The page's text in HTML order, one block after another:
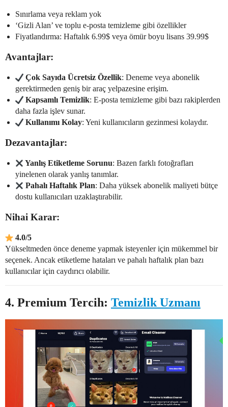
Sınırlama veya reklam yok
‘Gizli Alan’ ve toplu e-posta temizleme gibi özellikler
Fiyatlandırma: Haftalık 6.99$ veya ömür boyu lisans 39.99$
Avantajlar:
Çok Sayıda Ücretsiz Özellik: Deneme veya abonelik
gerektirmeden geniş bir araç yelpazesine erişim.
Kapsamlı Temizlik: E-posta temizleme gibi bazı rakiplerden
daha fazla işlev sunar.
Kullanımı Kolay: Yeni kullanıcıların gezinmesi kolaydır.
Dezavantajlar:
Yanlış Etiketleme Sorunu: Bazen farklı fotoğrafları
yinelenen olarak yanlış tanımlar.
Pahalı Haftalık Plan: Daha yüksek abonelik maliyeti bütçe
dostu kullanıcıları uzaklaştırabilir.
Nihai Karar:
4.0/5
Yükseltmeden önce deneme yapmak isteyenler için mükemmel bir
seçenek. Ancak etiketleme hataları ve pahalı haftalık plan bazı
kullanıcılar için caydırıcı olabilir.
4. Premium Tercih: Temizlik Uzmanı